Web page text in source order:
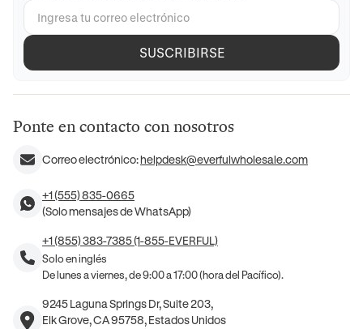
SUSCRIBIRSE
Ponte en contacto con nosotros
Correo electrónico:helpdesk@everfulwholesale.com
+1 (555) 835-0665
(Solo mensajes de WhatsApp)
+1 (855) 383-7385 (1-855-EVERFUL)
Solo en inglés
De lunes a viernes, de 9:00 a 17:00 (hora del Pacífico).
9245 Laguna Springs Dr, Suite 203,
Elk Grove, CA 95758, Estados Unidos